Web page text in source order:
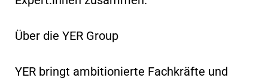
Über die YER Group
YER bringt ambitionierte Fachkräfte und